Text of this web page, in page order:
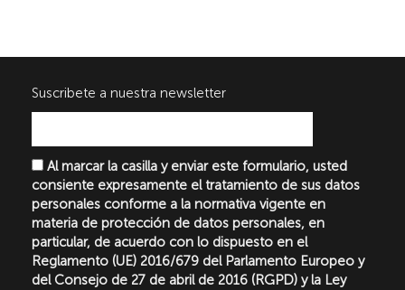
Suscribete a nuestra newsletter
Al marcar la casilla y enviar este formulario, usted
consiente expresamente el tratamiento de sus datos
personales conforme a la normativa vigente en
materia de protección de datos personales, en
particular, de acuerdo con lo dispuesto en el
Reglamento (UE) 2016/679 del Parlamento Europeo y
del Consejo de 27 de abril de 2016 (RGPD) y la Ley